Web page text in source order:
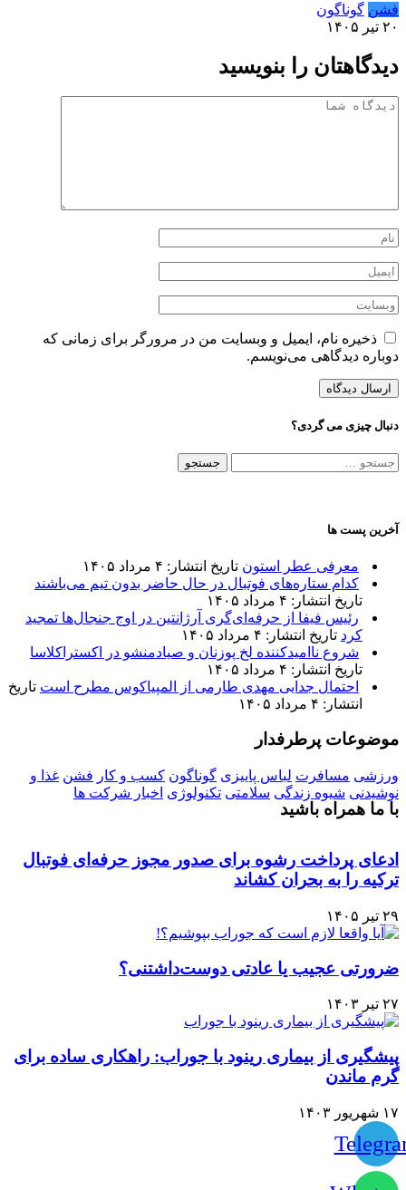
فشن گوناگون
۲۰ تیر ۱۴۰۵
دیدگاهتان را بنویسید
ذخیره نام، ایمیل و وبسایت من در مرورگر برای زمانی که
دوباره دیدگاهی می‌نویسم.
دنبال چیزی می گردی؟
جستجو
آخرین پست ها
معرفی عطر استون تاریخ انتشار: ۴ مرداد ۱۴۰۵
کدام ستاره‌های فوتبال در حال حاضر بدون تیم می‌باشند
تاریخ انتشار: ۴ مرداد ۱۴۰۵
رئیس فیفا از حرفه‌ای‌گری آرژانتین در اوج جنجال‌ها تمجید
کرد تاریخ انتشار: ۴ مرداد ۱۴۰۵
شروع ناامیدکننده لخ پوزنان و صیادمنشو در اکستراکلاسا
تاریخ انتشار: ۴ مرداد ۱۴۰۵
احتمال جدایی مهدی طارمی از المپیاکوس مطرح است تاریخ
انتشار: ۴ مرداد ۱۴۰۵
موضوعات پرطرفدار
ورزشی مسافرت لباس پاییزی گوناگون کسب و کار فشن غذا و
نوشیدنی شیوه زندگی سلامتی تکنولوژی اخبار شرکت ها
با ما همراه باشید
ادعای پرداخت رشوه برای صدور مجوز حرفه‌ای فوتبال
ترکیه را به بحران کشاند
۲۹ تیر ۱۴۰۵
ضرورتی عجیب یا عادتی دوست‌داشتنی؟
۲۷ تیر ۱۴۰۳
پیشگیری از بیماری رینود با جوراب: راهکاری ساده برای
گرم ماندن
۱۷ شهریور ۱۴۰۳